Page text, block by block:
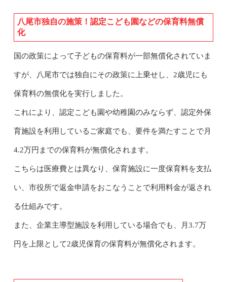
八尾市独自の施策！認定こども園などの保育料無償
化
国の政策によって子どもの保育料が一部無償化されていま
すが、八尾市では独自にその政策に上乗せし、2歳児にも
保育料の無償化を実行しました。
これにより、認定こども園や幼稚園のみならず、認定外保
育施設を利用しているご家庭でも、要件を満たすことで月
4.2万円までの保育料が無償化されます。
こちらは医療費とは異なり、保育施設に一度保育料を支払
い、市役所で返金申請をおこなうことで利用料金が返され
る仕組みです。
また、企業主導型施設を利用している場合でも、月3.7万
円を上限として2歳児保育の保育料が無償化されます。